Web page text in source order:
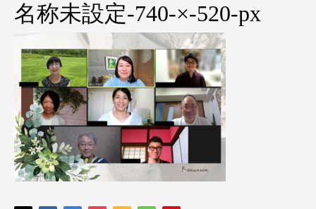
名称未設定-740-×-520-px